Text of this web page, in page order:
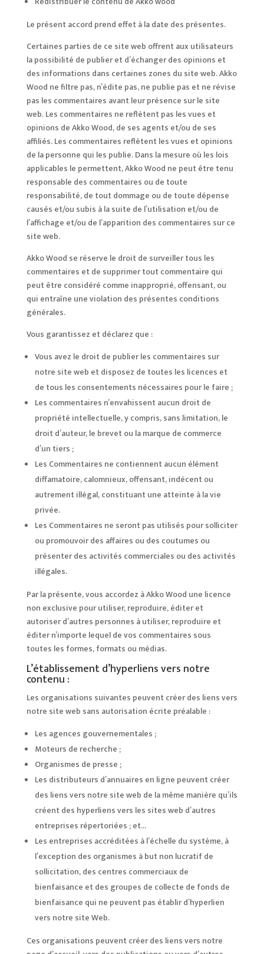
Le présent accord prend effet à la date des présentes.
Certaines parties de ce site web offrent aux utilisateurs
la possibilité de publier et d’échanger des opinions et
des informations dans certaines zones du site web. Akko
Wood ne filtre pas, n’édite pas, ne publie pas et ne révise
pas les commentaires avant leur présence sur le site
web. Les commentaires ne reflètent pas les vues et
opinions de Akko Wood, de ses agents et/ou de ses
affiliés. Les commentaires reflètent les vues et opinions
de la personne qui les publie. Dans la mesure où les lois
applicables le permettent, Akko Wood ne peut être tenu
responsable des commentaires ou de toute
responsabilité, de tout dommage ou de toute dépense
causés et/ou subis à la suite de l’utilisation et/ou de
l’affichage et/ou de l’apparition des commentaires sur ce
site web.
Akko Wood se réserve le droit de surveiller tous les
commentaires et de supprimer tout commentaire qui
peut être considéré comme inapproprié, offensant, ou
qui entraîne une violation des présentes conditions
générales.
Vous garantissez et déclarez que :
Vous avez le droit de publier les commentaires sur
notre site web et disposez de toutes les licences et
de tous les consentements nécessaires pour le faire ;
Les commentaires n’envahissent aucun droit de
propriété intellectuelle, y compris, sans limitation, le
droit d’auteur, le brevet ou la marque de commerce
d’un tiers ;
Les Commentaires ne contiennent aucun élément
diffamatoire, calomnieux, offensant, indécent ou
autrement illégal, constituant une atteinte à la vie
privée.
Les Commentaires ne seront pas utilisés pour solliciter
ou promouvoir des affaires ou des coutumes ou
présenter des activités commerciales ou des activités
illégales.
Par la présente, vous accordez à Akko Wood une licence
non exclusive pour utiliser, reproduire, éditer et
autoriser d’autres personnes à utiliser, reproduire et
éditer n’importe lequel de vos commentaires sous
toutes les formes, formats ou médias.
L’établissement d’hyperliens vers notre
contenu :
Les organisations suivantes peuvent créer des liens vers
notre site web sans autorisation écrite préalable :
Les agences gouvernementales ;
Moteurs de recherche ;
Organismes de presse ;
Les distributeurs d’annuaires en ligne peuvent créer
des liens vers notre site web de la même manière qu’ils
créent des hyperliens vers les sites web d’autres
entreprises répertoriées ; et…
Les entreprises accréditées à l’échelle du système, à
l’exception des organismes à but non lucratif de
sollicitation, des centres commerciaux de
bienfaisance et des groupes de collecte de fonds de
bienfaisance qui ne peuvent pas établir d’hyperlien
vers notre site Web.
Ces organisations peuvent créer des liens vers notre